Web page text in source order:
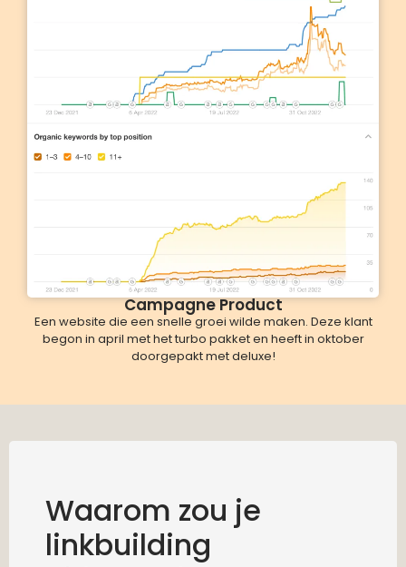
Campagne Product
Een website die een snelle groei wilde maken. Deze klant
begon in april met het turbo pakket en heeft in oktober
doorgepakt met deluxe!
Waarom zou je
linkbuilding